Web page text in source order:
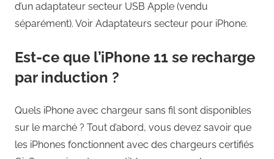
d’un adaptateur secteur USB Apple (vendu
séparément). Voir Adaptateurs secteur pour iPhone.
Est-ce que l’iPhone 11 se recharge
par induction ?
Quels iPhone avec chargeur sans fil sont disponibles
sur le marché ? Tout d’abord, vous devez savoir que
les iPhones fonctionnent avec des chargeurs certifiés